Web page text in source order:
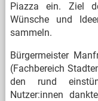
Piazza ein. Ziel
Wünsche und
sammeln.
Bürgermeister
(Fachbereich
den rund
Nutzer:innen